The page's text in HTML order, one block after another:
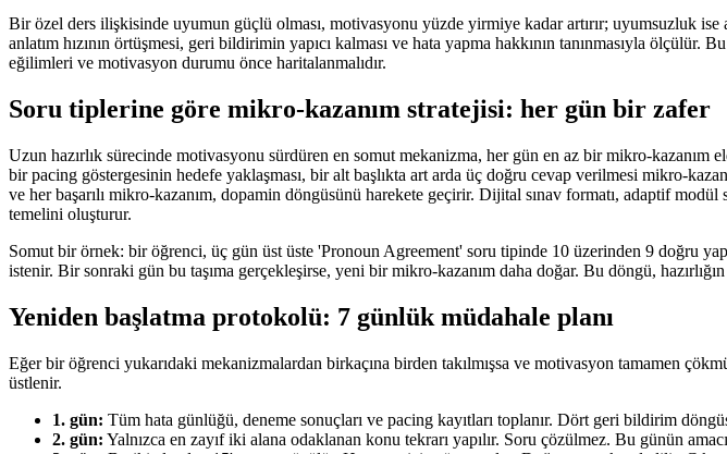
Bir özel ders ilişkisinde uyumun güçlü olması, motivasyonu yüzde yirmiye kadar artırır; uyumsuzluk
anlatım hızının örtüşmesi, geri bildirimin yapıcı kalması ve hata yapma hakkının tanınmasıyla
eğilimleri ve motivasyon durumu önce haritalanmalıdır.
Soru tiplerine göre mikro-kazanım stratejisi: her gün bir zafer
Uzun hazırlık sürecinde motivasyonu sürdüren en somut mekanizma, her gün en az bir mikro-kazanım
bir pacing göstergesinin hedefe yaklaşması, bir alt başlıkta art arda üç doğru cevap verilmesi mikro-
ve her başarılı mikro-kazanım, dopamin döngüsünü harekete geçirir. Dijital sınav formatı, adaptif
temelini oluşturur.
Somut bir örnek: bir öğrenci, üç gün üst üste 'Pronoun Agreement' soru tipinde 10 üzerinden 9 doğru
istenir. Bir sonraki gün bu taşıma gerçekleşirse, yeni bir mikro-kazanım daha doğar. Bu döngü,
Yeniden başlatma protokolü: 7 günlük müdahale planı
Eğer bir öğrenci yukarıdaki mekanizmalardan birkaçına birden takılmışsa ve motivasyon tamamen
üstlenir.
1. gün: Tüm hata günlüğü, deneme sonuçları ve pacing kayıtları toplanır. Dört geri bildirim
2. gün: Yalnızca en zayıf iki alana odaklanan konu tekrarı yapılır. Soru çözülmez. Bu günün